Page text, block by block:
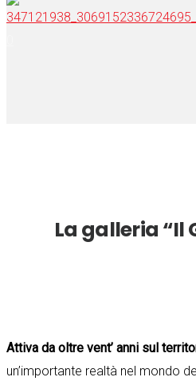
La galleria “Il
Attiva da oltre vent’ anni sul
un’importante realtà nel mondo